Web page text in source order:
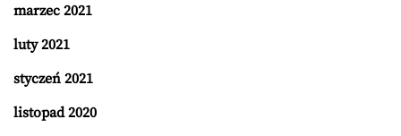
marzec 2021
luty 2021
styczeń 2021
listopad 2020